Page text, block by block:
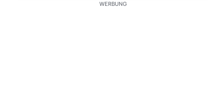
WERBUNG